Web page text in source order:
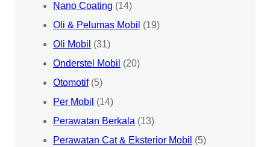
Nano Coating (14)
Oli & Pelumas Mobil (19)
Oli Mobil (31)
Onderstel Mobil (20)
Otomotif(5)
Per Mobil (14)
Perawatan Berkala (13)
Perawatan Cat & Eksterior Mobil (5)